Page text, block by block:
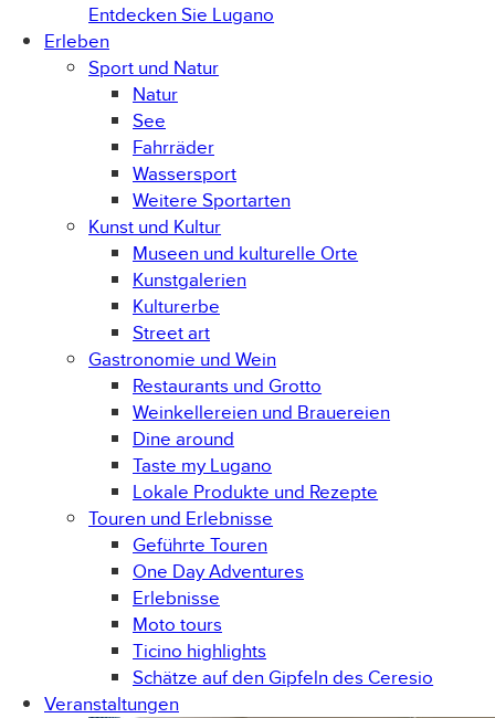
Entdecken Sie Lugano
Erleben
Sport und Natur
Natur
See
Fahrräder
Wassersport
Weitere Sportarten
Kunst und Kultur
Museen und kulturelle Orte
Kunstgalerien
Kulturerbe
Street art
Gastronomie und Wein
Restaurants und Grotto
Weinkellereien und Brauereien
Dine around
Taste my Lugano
Lokale Produkte und Rezepte
Touren und Erlebnisse
Geführte Touren
One Day Adventures
Erlebnisse
Moto tours
Ticino highlights
Schätze auf den Gipfeln des Ceresio
Veranstaltungen